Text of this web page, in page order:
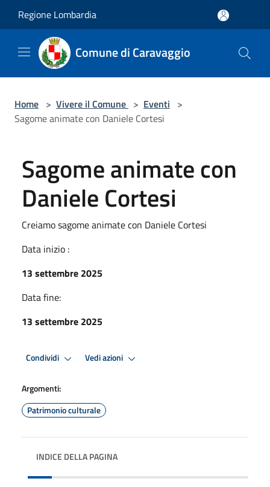
Regione Lombardia
Comune di Caravaggio
Home > Vivere il Comune > Eventi >
Sagome animate con Daniele Cortesi
Sagome animate con
Daniele Cortesi
Creiamo sagome animate con Daniele Cortesi
Data inizio :
13 settembre 2025
Data fine:
13 settembre 2025
Condividi Vedi azioni
Argomenti:
Patrimonio culturale
INDICE DELLA PAGINA